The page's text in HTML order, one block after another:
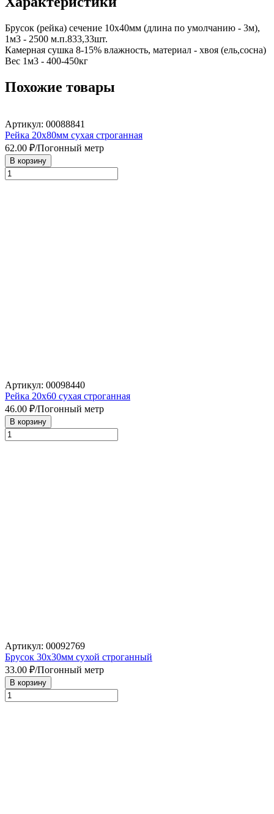
Брусок (рейка) сечение 10х40мм (длина по умолчанию - 3м),
1м3 - 2500 м.п.833,33шт.
Камерная сушка 8-15% влажность, материал - хвоя (ель,сосна)
Вес 1м3 - 400-450кг
Похожие товары
Артикул: 00088841
Рейка 20х80мм сухая строганная
62.00 ₽/Погонный метр
В корзину
Артикул: 00098440
Рейка 20х60 сухая строганная
46.00 ₽/Погонный метр
В корзину
Артикул: 00092769
Брусок 30х30мм сухой строганный
33.00 ₽/Погонный метр
В корзину